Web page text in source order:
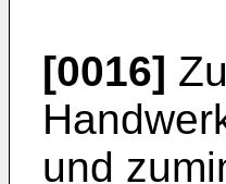
[0016]
und